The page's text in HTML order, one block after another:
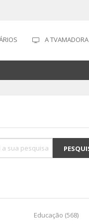
A TVAMADORA
Educação (568)